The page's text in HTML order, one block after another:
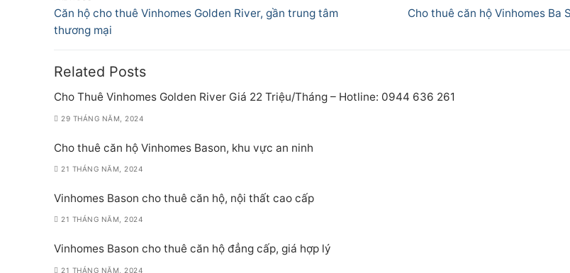
hướng
bài
viết
Previous
post:
Căn hộ cho thuê Vinhomes Golden River, gần trung tâm
thương mại
Next
Cho thuê căn hộ Vinhomes Ba
Related Posts
Cho Thuê Vinhomes Golden River Giá 22 Triệu/Tháng – Hotline: 0944 636 261
29 THÁNG NĂM, 2024
Cho thuê căn hộ Vinhomes Bason, khu vực an ninh
21 THÁNG NĂM, 2024
Vinhomes Bason cho thuê căn hộ, nội thất cao cấp
21 THÁNG NĂM, 2024
Vinhomes Bason cho thuê căn hộ đẳng cấp, giá hợp lý
21 THÁNG NĂM, 2024